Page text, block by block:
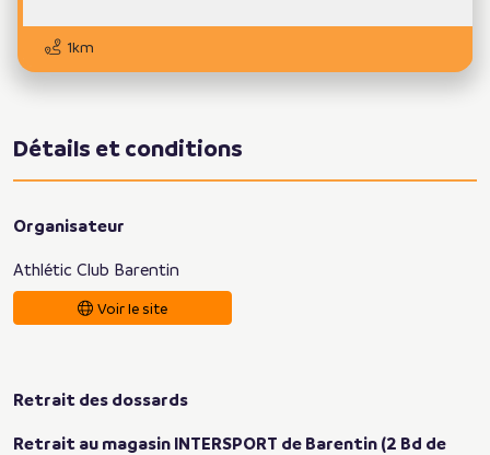
1km
Détails et conditions
Organisateur
Athlétic Club Barentin
Voir le site
Retrait des dossards
Retrait au magasin INTERSPORT de Barentin (2 Bd de